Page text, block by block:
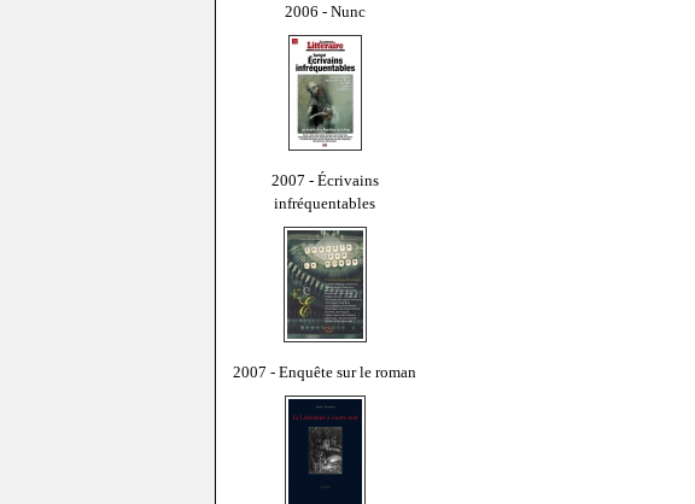
2006 - Nunc
2007 - Écrivains
infréquentables
2007 - Enquête sur le roman